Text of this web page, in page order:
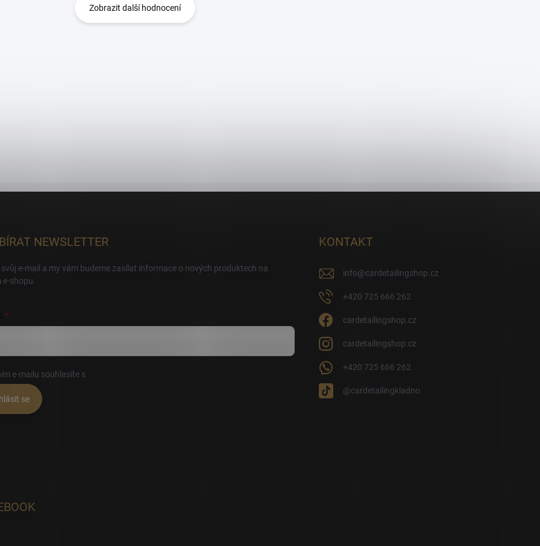
Zobrazit další hodnocení
NEWSLETTER
e-mail a my vám budeme zasílat informace o nových produktech na
e-shopu.
e-mailu souhlasíte s
se
KONTAKT
info@cardetailingshop.cz
+420 725 666 262
cardetailingshop.cz
cardetailingshop.cz
+420 725 666 262
@cardetailingkladno